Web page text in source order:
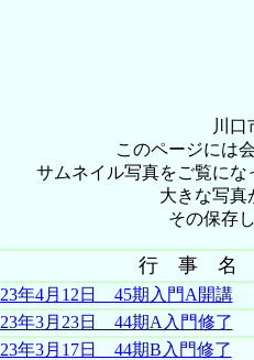
川口
このページには
サムネイル写真をご覧にな
大きな写真
その保存
行 事 名
23年4月12日 45期入門A開講
23年3月23日 44期A入門修了
23年3月17日 44期B入門修了